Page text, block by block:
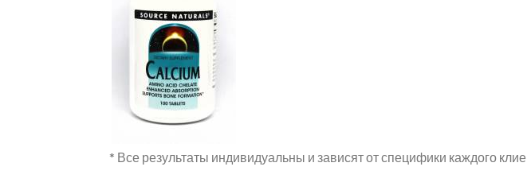
* Все результаты индивидуальны и зависят от специфики каждого